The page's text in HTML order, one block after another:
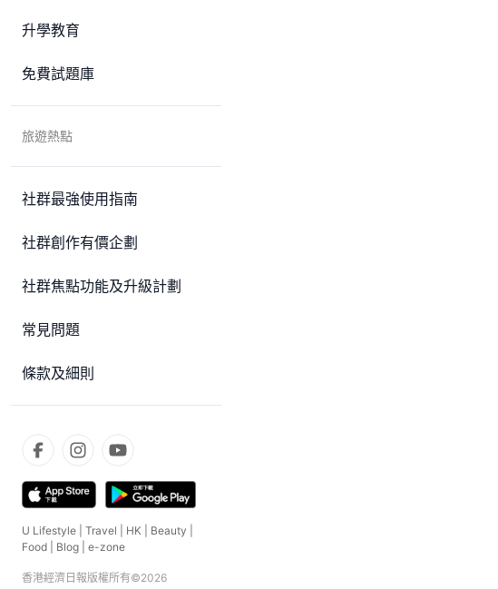
升學教育
免費試題庫
旅遊熱點
社群最強使用指南
社群創作有價企劃
社群焦點功能及升級計劃
常見問題
條款及細則
U Lifestyle Travel HK Beauty
Food
Blog e-zone
香港經濟日報版權所有©2026